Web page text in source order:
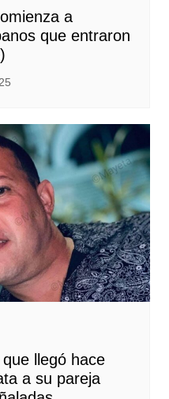
a
que entraron
llegó hace
a su pareja